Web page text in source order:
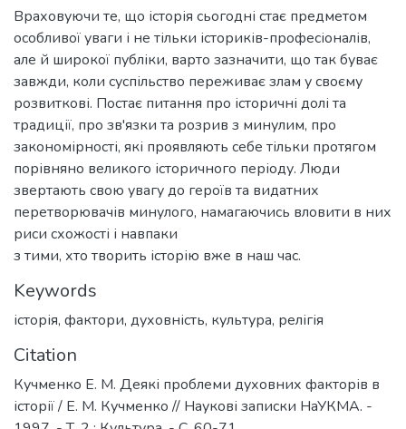
Враховуючи те, що історія сьогодні стає предметом
особливої уваги і не тільки істориків-професіоналів,
але й широкої публіки, варто зазначити, що так буває
завжди, коли суспільство переживає злам у своєму
розвит­кові. Постає питання про історичні долі та
традиції, про зв'язки та розрив з минулим, про
закономірності, які проявляють себе тільки протягом
порівняно великого історичного пе­ріоду. Люди
звертають свою увагу до героїв та видатних
перетворювачів минулого, намагаючись вловити в них
риси схожості і навпаки
з тими, хто творить історію вже в наш час.
Keywords
історія, фактори, духовність, культура, релігія
Citation
Кучменко Е. М. Деякі проблеми духовних факторів в
історії / Е. М. Кучменко // Наукові записки НаУКМА. -